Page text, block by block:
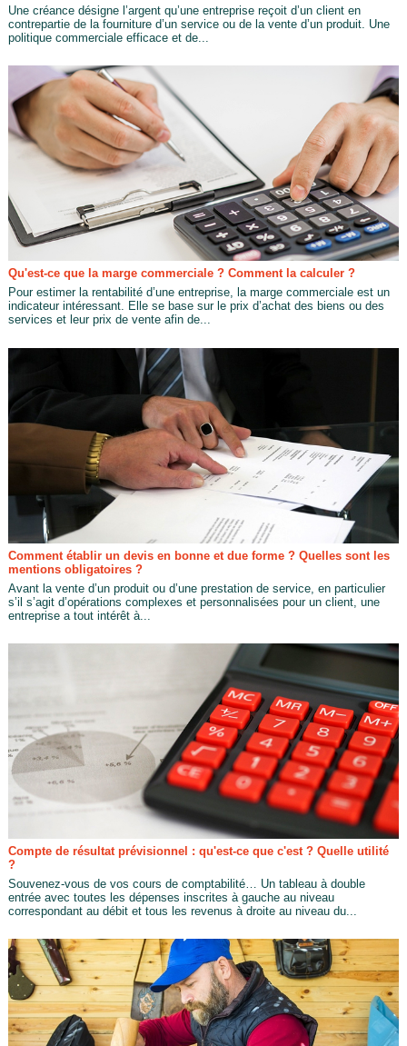
Une créance désigne l’argent qu’une entreprise reçoit d’un client en
contrepartie de la fourniture d’un service ou de la vente d’un produit. Une
politique commerciale efficace et de...
Qu'est-ce que la marge commerciale ? Comment la calculer ?
Pour estimer la rentabilité d’une entreprise, la marge commerciale est un
indicateur intéressant. Elle se base sur le prix d’achat des biens ou des
services et leur prix de vente afin de...
Comment établir un devis en bonne et due forme ? Quelles sont les
mentions obligatoires ?
Avant la vente d’un produit ou d’une prestation de service, en particulier
s’il s’agit d’opérations complexes et personnalisées pour un client, une
entreprise a tout intérêt à...
Compte de résultat prévisionnel : qu'est-ce que c'est ? Quelle utilité
?
Souvenez-vous de vos cours de comptabilité… Un tableau à double
entrée avec toutes les dépenses inscrites à gauche au niveau
correspondant au débit et tous les revenus à droite au niveau du...